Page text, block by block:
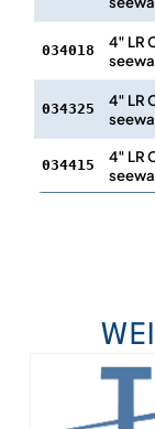
034018
4″ LR
034325
4″ LR
034415
4″ LR